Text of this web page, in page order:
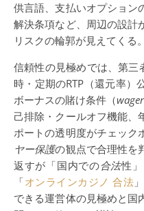
供言語、支払いオプション
解決条項など、周辺の設計
リスクの輪郭が見えてくる。
信頼性の見極めでは、第三
時・定期のRTP（還元率）
ボーナスの賭け条件（
己排除・クールオフ機能、
ポートの透明度がチェック
ヤー保護の観点で合理性を
返すが「国内での合法性
「オンラインカジノ 合法
できる運営体の見極めと国